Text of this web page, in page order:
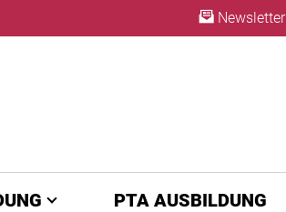
Newsletter
PTA AUSBILDUNG